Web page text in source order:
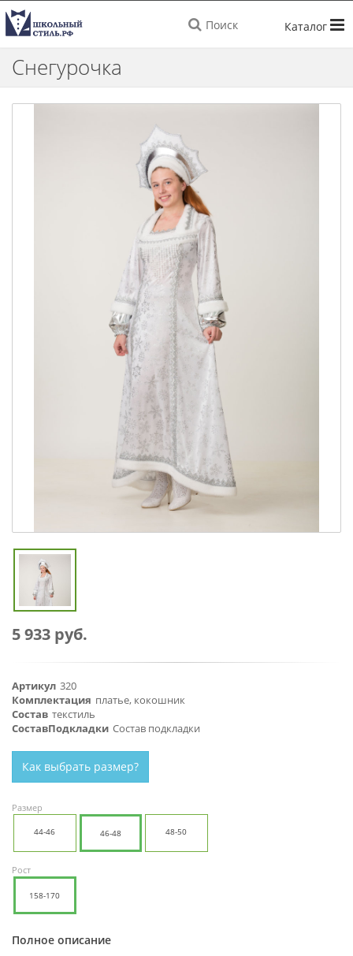
Поиск
Снегурочка
5 933 руб.
Артикул 320
Комплектация платье, кокошник
Состав текстиль
СоставПодкладки Состав подкладки
Как выбрать размер?
Размер
44-46 46-48 48-50
Рост
158-170
Полное описание